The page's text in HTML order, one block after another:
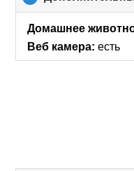
Домашнее
Веб камера: есть